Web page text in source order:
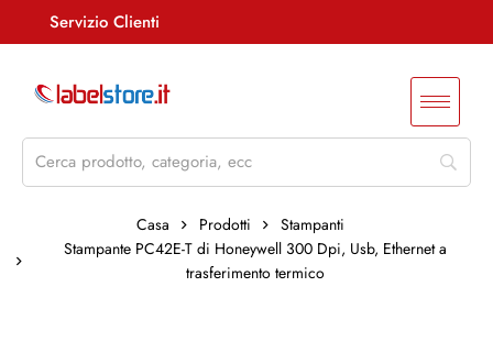
Servizio Clienti
Whatsapp: 3290548762
Casa Prodotti
Stampanti
Stampante PC42E-T di Honeywell 300 Dpi, Usb, Ethernet a
trasferimento termico